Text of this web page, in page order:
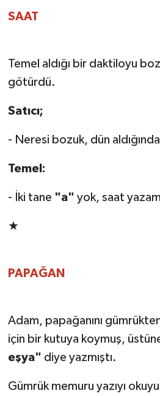
SAAT
Temel aldığı bir daktiloyu
götürdü.
Satıcı;
- Neresi bozuk, dün
Temel:
- İki tane "a" yok, saat
★
PAPAĞAN
Adam, papağanını
için bir kutuya koymuş,
eşya" diye yazmıştı.
Gümrük memuru yazıyı